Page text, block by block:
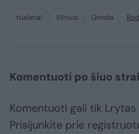
tualetai Vilnius Grinda
Komentuoti po šiuo
Komentuoti gali tik
Prisijunkite prie